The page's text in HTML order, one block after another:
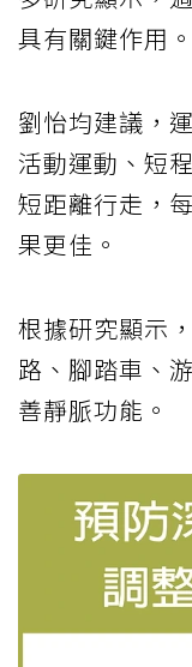
具有關鍵作用。
劉怡均建議，
活動運動、短
短距離行走，
果更佳。
根據研究顯示
路、腳踏車、
善靜脈功能。